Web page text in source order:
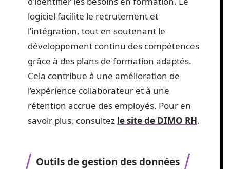
logiciel facilite le recrutement et
l’intégration, tout en soutenant le
développement continu des compétences
grâce à des plans de formation adaptés.
Cela contribue à une amélioration de
l’expérience collaborateur et à une
rétention accrue des employés. Pour en
savoir plus, consultez le site de DIMO RH.
Outils de gestion des données